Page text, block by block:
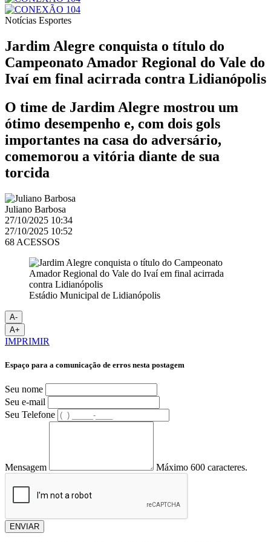
Notícias Esportes
Jardim Alegre conquista o título do
Campeonato Amador Regional do Vale do
Ivaí em final acirrada contra Lidianópolis
O time de Jardim Alegre mostrou um
ótimo desempenho e, com dois gols
importantes na casa do adversário,
comemorou a vitória diante de sua
torcida
Juliano Barbosa
27/10/2025 10:34
27/10/2025 10:52
68 ACESSOS
Estádio Municipal de Lidianópolis
A-
A+
IMPRIMIR
Espaço para a comunicação de erros nesta postagem
Seu nome
Seu e-mail
Seu Telefone
Mensagem Máximo 600 caracteres.
ENVIAR